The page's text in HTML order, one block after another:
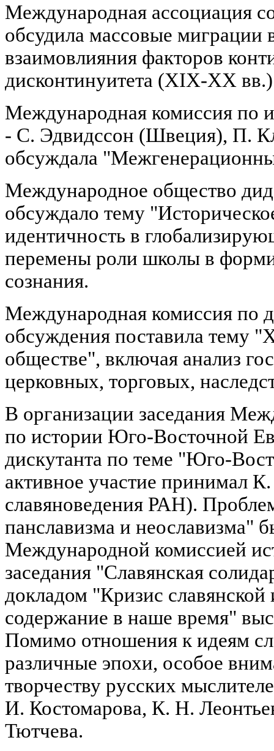
Международная ассоциация
обсудила массовые миграции
взаимовлияния факторов
дисконтинуитета (XIX-XX
Международная комиссия по
- С. Эдвидссон (Швеция), П.
обсуждала
Международное общество
обсуждало тему
идентичность в
перемены роли школы в
сознания.
Международная комиссия по
обсуждения поставила тему
обществе", включая анализ
церковных, торговых,
В организации заседания
по истории Юго-Восточной
дискутанта по теме "Юго-
активное участие принимал
славяноведения РАН).
панславизма и неославизма"
Международной комиссией
заседания "Славянская
докладом "Кризис славянской
содержание в наше время"
Помимо отношения к идеям
различные эпохи, особое
творчеству русских
И. Костомарова, К. Н.
Тютчева.